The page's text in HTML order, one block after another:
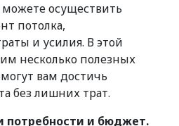
осуществить
потолка,
и усилия. В этой
несколько полезных
вам достичь
без лишних трат.
потребности и бюджет.